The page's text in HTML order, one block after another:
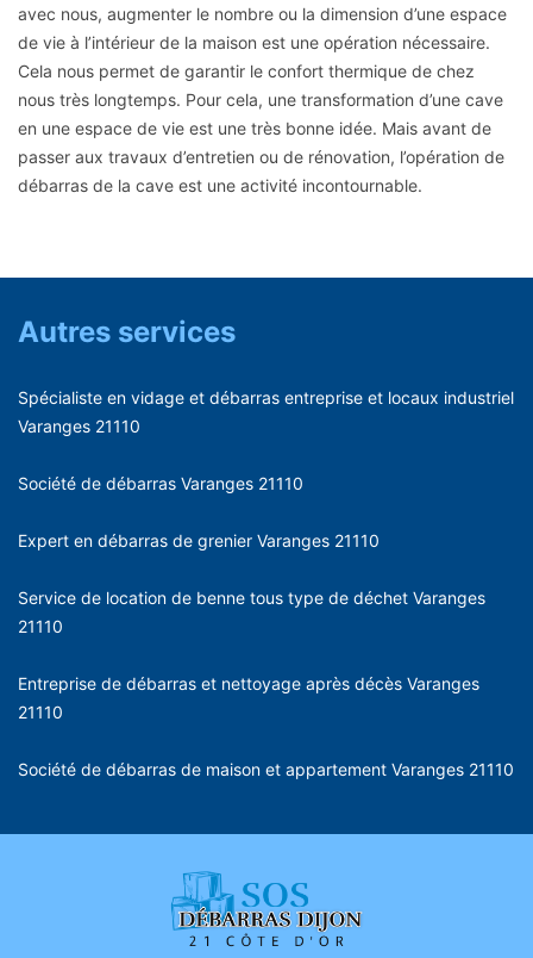
avec nous, augmenter le nombre ou la dimension d’une espace
de vie à l’intérieur de la maison est une opération nécessaire.
Cela nous permet de garantir le confort thermique de chez
nous très longtemps. Pour cela, une transformation d’une cave
en une espace de vie est une très bonne idée. Mais avant de
passer aux travaux d’entretien ou de rénovation, l’opération de
débarras de la cave est une activité incontournable.
Autres services
Spécialiste en vidage et débarras entreprise et locaux industriel
Varanges 21110
Société de débarras Varanges 21110
Expert en débarras de grenier Varanges 21110
Service de location de benne tous type de déchet Varanges
21110
Entreprise de débarras et nettoyage après décès Varanges
21110
Société de débarras de maison et appartement Varanges 21110